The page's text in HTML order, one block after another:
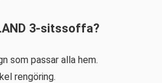
3-sitssoffa?
som passar alla hem.
rengöring.